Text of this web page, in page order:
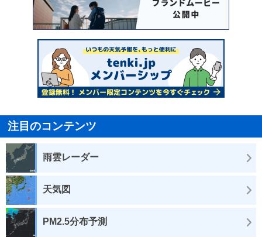
注目のコンテンツ
雨雲レーダー
天気図
PM2.5分布予測